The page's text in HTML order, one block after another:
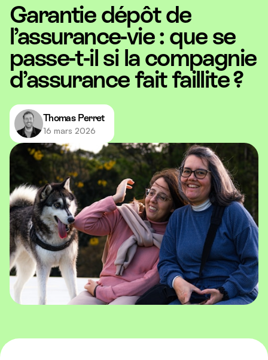
Garantie dépôt de
l’assurance-vie : que se
passe-t-il si la compagnie
d’assurance fait faillite ?
Thomas Perret
16 mars 2026